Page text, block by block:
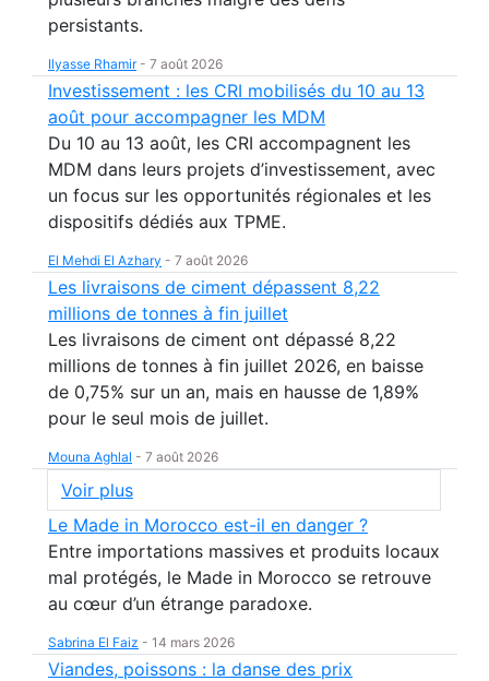
persistants.
Ilyasse Rhamir- 7 août 2026
Investissement : les CRI mobilisés du 10 au 13
août pour accompagner les MDM
Du 10 au 13 août, les CRI accompagnent les
MDM dans leurs projets d’investissement, avec
un focus sur les opportunités régionales et les
dispositifs dédiés aux TPME.
El Mehdi El Azhary - 7 août 2026
Les livraisons de ciment dépassent 8,22
millions de tonnes à fin juillet
Les livraisons de ciment ont dépassé 8,22
millions de tonnes à fin juillet 2026, en baisse
de 0,75% sur un an, mais en hausse de 1,89%
pour le seul mois de juillet.
Mouna Aghlal - 7 août 2026
Voir plus
Le Made in Morocco est-il en danger ?
Entre importations massives et produits locaux
mal protégés, le Made in Morocco se retrouve
au cœur d’un étrange paradoxe.
Sabrina El Faiz - 14 mars 2026
Viandes, poissons : la danse des prix